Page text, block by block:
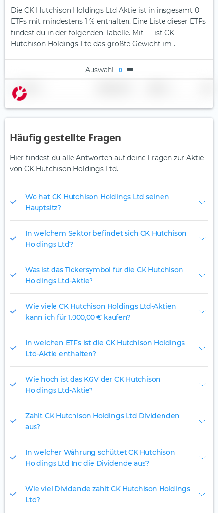
Die CK Hutchison Holdings Ltd Aktie ist in insgesamt 0
ETFs mit mindestens 1 % enthalten. Eine Liste dieser ETFs
findest du in der folgenden Tabelle. Mit — ist CK
Hutchison Holdings Ltd das größte Gewicht im .
Auswahl 0
Name
Häufig gestellte Fragen
Hier findest du alle Antworten auf deine Fragen zur Aktie
von CK Hutchison Holdings Ltd.
Wo hat CK Hutchison Holdings Ltd seinen
Hauptsitz?
In welchem Sektor befindet sich CK Hutchison
Holdings Ltd?
Was ist das Tickersymbol für die CK Hutchison
Holdings Ltd-Aktie?
Wie viele CK Hutchison Holdings Ltd-Aktien
kann ich für 1.000,00 € kaufen?
In welchen ETFs ist die CK Hutchison Holdings
Ltd-Aktie enthalten?
Wie hoch ist das KGV der CK Hutchison
Holdings Ltd-Aktie?
Zahlt CK Hutchison Holdings Ltd Dividenden
aus?
In welcher Währung schüttet CK Hutchison
Holdings Ltd Inc die Dividende aus?
Wie viel Dividende zahlt CK Hutchison Holdings
Ltd?